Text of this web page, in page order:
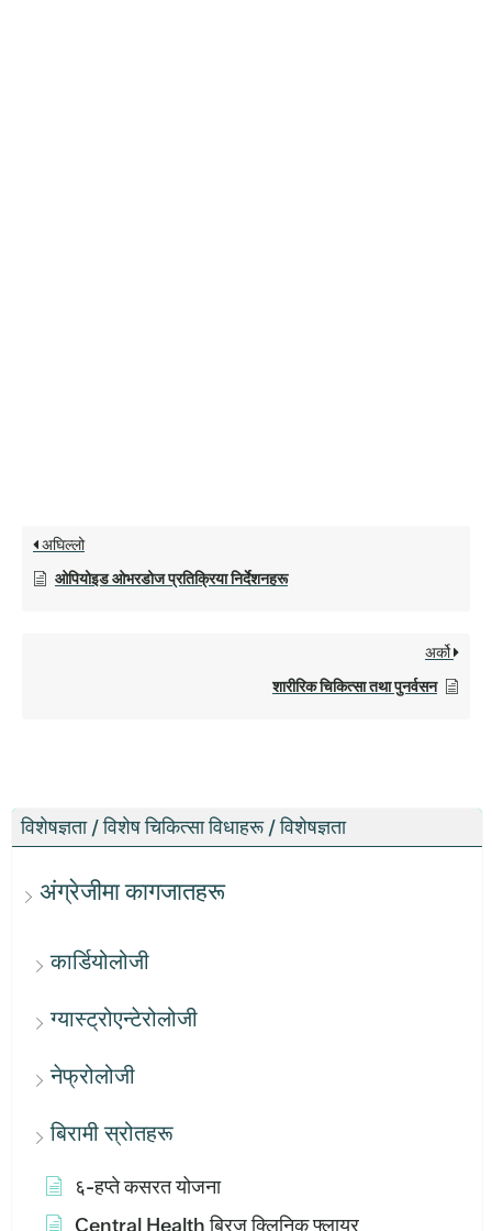
विशेषज्ञता / विशेष चिकित्सा विधाहरू / विशेषज्ञता
अंग्रेजीमा कागजातहरू
कार्डियोलोजी
ग्यास्ट्रोएन्टेरोलोजी
नेफ्रोलोजी
बिरामी स्रोतहरू
६-हप्ते कसरत योजना
Central Health ब्रिज क्लिनिक फ्लायर
अघिल्लो
ओपियोइड ओभरडोज प्रतिक्रिया निर्देशनहरू
अर्को
शारीरिक चिकित्सा तथा पुनर्वसन